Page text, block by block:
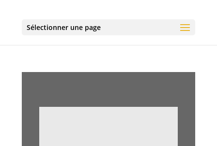
Sélectionner une page